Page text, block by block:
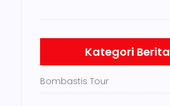
Kategori Berita
Bombastis Tour